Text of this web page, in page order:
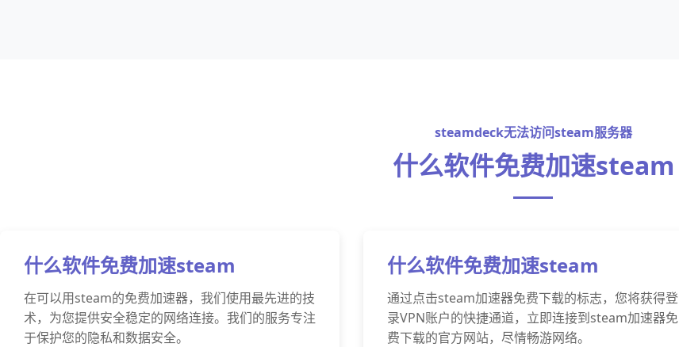
steamdeck无法访问steam服务器
什么软件免费加速steam
什么软件免费加速steam
在可以用steam的免费加速器，我们使用最先进的技
术，为您提供安全稳定的网络连接。我们的服务专注
于保护您的隐私和数据安全。
什么软件免费加速steam
通过点击steam加速器免费下载的标志，您将获得登
录VPN账户的快捷通道，立即连接到steam加速器免
费下载的官方网站，尽情畅游网络。